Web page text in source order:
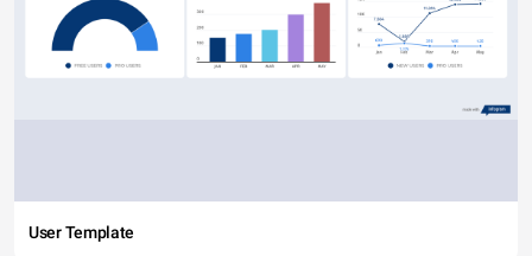
User Template